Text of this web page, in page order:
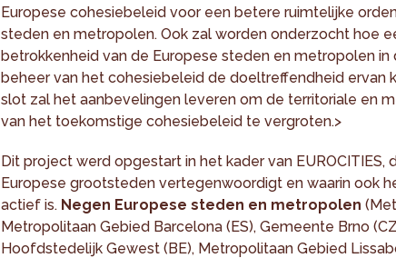
Europese cohesiebeleid voor een betere ruimtelijke
steden en metropolen. Ook zal worden onderzocht hoe
betrokkenheid van de Europese steden en metropolen in
beheer van het cohesiebeleid de doeltreffendheid ervan
slot zal het aanbevelingen leveren om de territoriale en
van het toekomstige cohesiebeleid te vergroten.>
Dit project werd opgestart in het kader van EUROCITIES,
Europese grootsteden vertegenwoordigt en waarin ook
actief is. Negen Europese steden en metropolen
Metropolitaan Gebied Barcelona (ES), Gemeente Brno
Hoofdstedelijk Gewest (BE), Metropolitaan Gebied